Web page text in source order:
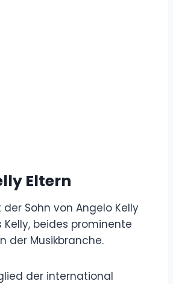
Eltern
der Sohn von Angelo Kelly
Kelly, beides prominente
der Musikbranche.
der international